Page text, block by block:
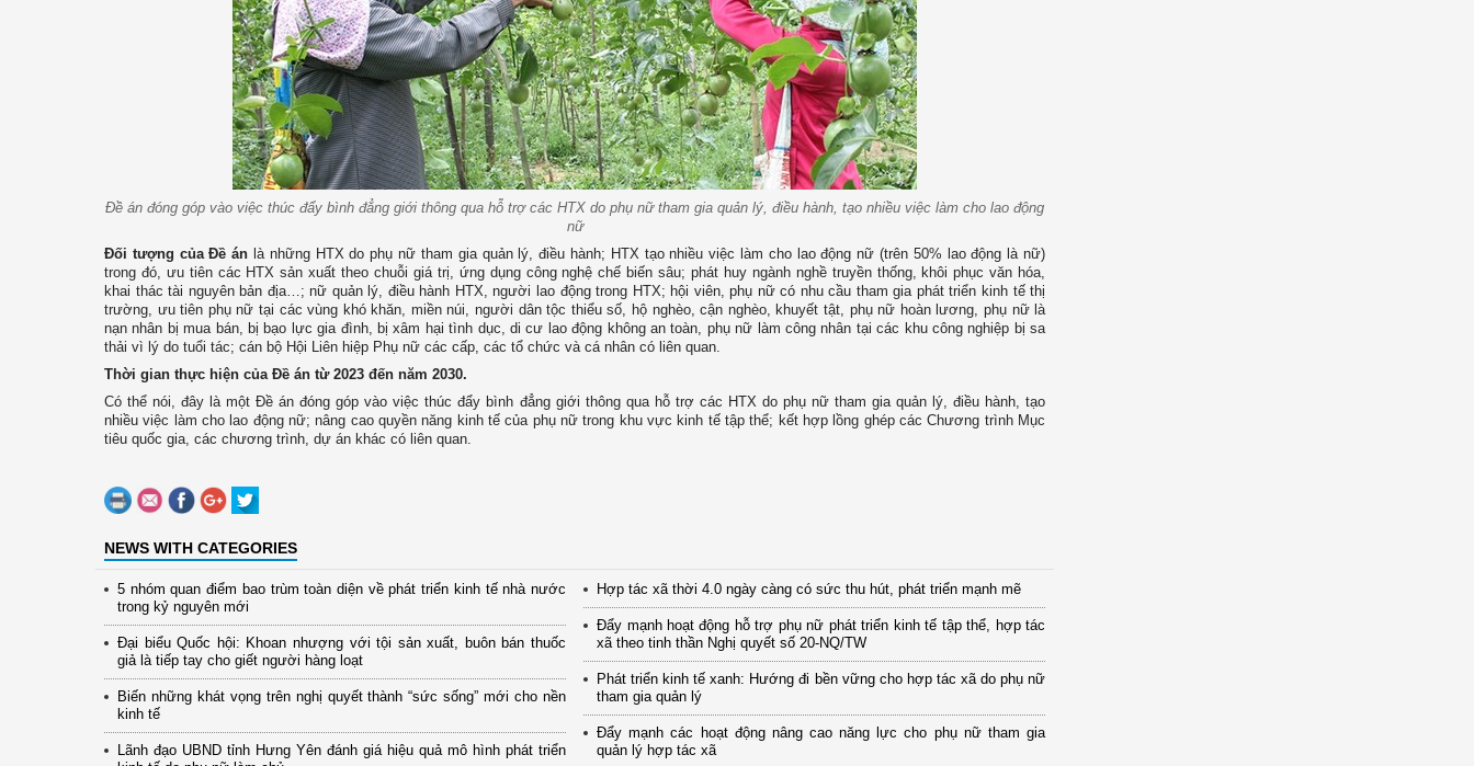
Đề án đóng góp vào việc thúc đẩy bình đẳng giới thông qua hỗ trợ các HTX do phụ nữ tham gia quản lý, điều hành, tạo nhiều việc làm cho lao động
nữ
Đối tượng của Đề án là những HTX do phụ nữ tham gia quản lý, điều hành; HTX tạo nhiều việc làm cho lao động nữ (trên 50% lao động là nữ)
trong đó, ưu tiên các HTX sản xuất theo chuỗi giá trị, ứng dụng công nghệ chế biến sâu; phát huy ngành nghề truyền thống, khôi phục văn hóa,
khai thác tài nguyên bản địa…; nữ quản lý, điều hành HTX, người lao động trong HTX; hội viên, phụ nữ có nhu cầu tham gia phát triển kinh tế thị
trường, ưu tiên phụ nữ tại các vùng khó khăn, miền núi, người dân tộc thiểu số, hộ nghèo, cận nghèo, khuyết tật, phụ nữ hoàn lương, phụ nữ là
nạn nhân bị mua bán, bị bạo lực gia đình, bị xâm hại tình dục, di cư lao động không an toàn, phụ nữ làm công nhân tại các khu công nghiệp bị sa
thải vì lý do tuổi tác; cán bộ Hội Liên hiệp Phụ nữ các cấp, các tổ chức và cá nhân có liên quan.
Thời gian thực hiện của Đề án từ 2023 đến năm 2030.
Có thể nói, đây là một Đề án đóng góp vào việc thúc đẩy bình đẳng giới thông qua hỗ trợ các HTX do phụ nữ tham gia quản lý, điều hành, tạo
nhiều việc làm cho lao động nữ; nâng cao quyền năng kinh tế của phụ nữ trong khu vực kinh tế tập thể; kết hợp lồng ghép các Chương trình Mục
tiêu quốc gia, các chương trình, dự án khác có liên quan.
NEWS WITH CATEGORIES
5 nhóm quan điểm bao trùm toàn diện về phát triển kinh tế nhà nước
trong kỷ nguyên mới
Đại biểu Quốc hội: Khoan nhượng với tội sản xuất, buôn bán thuốc
giả là tiếp tay cho giết người hàng loạt
Biến những khát vọng trên nghị quyết thành “sức sống” mới cho nền
kinh tế
Lãnh đạo UBND tỉnh Hưng Yên đánh giá hiệu quả mô hình phát triển
Hợp tác xã thời 4.0 ngày càng có sức thu hút, phát triển mạnh mẽ
Đẩy mạnh hoạt động hỗ trợ phụ nữ phát triển kinh tế tập thể, hợp tác
xã theo tinh thần Nghị quyết số 20-NQ/TW
Phát triển kinh tế xanh: Hướng đi bền vững cho hợp tác xã do phụ nữ
tham gia quản lý
Đẩy mạnh các hoạt động nâng cao năng lực cho phụ nữ tham gia
quản lý hợp tác xã